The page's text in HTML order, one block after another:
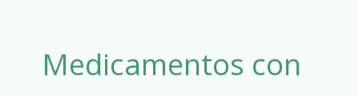
Medicamentos con